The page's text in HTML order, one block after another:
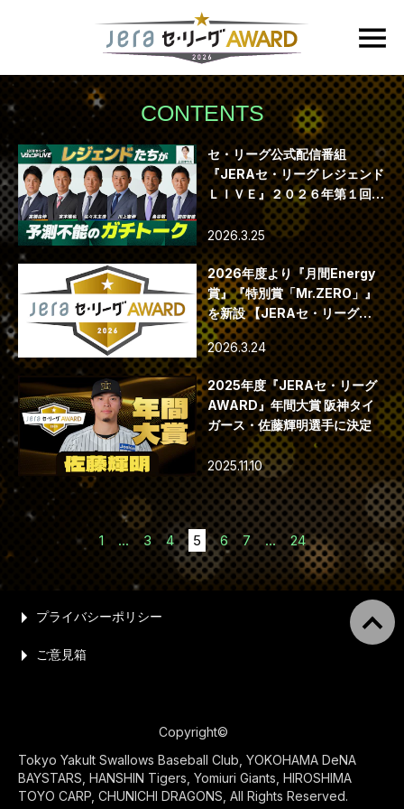
CONTENTS
セ・リーグ公式配信番組
『JERAセ・リーグ レジェンド
ＬＩＶＥ』２０２６年第１回配
2026.3.25
2026年度より『月間Energy
賞』『特別賞「Mr.ZERO」』
を新設 【JERAセ・リーグ
AWARD】
2026.3.24
2025年度『JERAセ・リーグ
AWARD』年間大賞 阪神タイ
ガース・佐藤輝明選手に決定
2025.11.10
1 ... 3 4 5 6 7 ... 24
プライバシーポリシー
ご意見箱
Copyright©
Tokyo Yakult Swallows Baseball Club, YOKOHAMA DeNA
BAYSTARS, HANSHIN Tigers, Yomiuri Giants, HIROSHIMA
TOYO CARP, CHUNICHI DRAGONS, All Rights Reserved.